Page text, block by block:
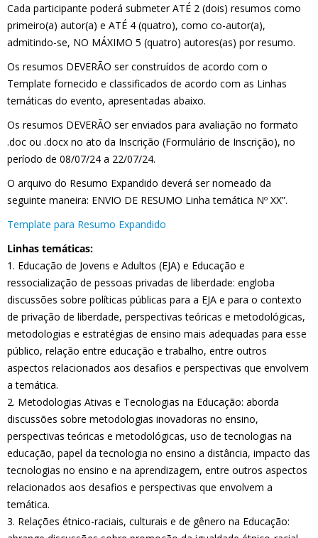
Cada participante poderá submeter ATÉ 2 (dois) resumos como
primeiro(a) autor(a) e ATÉ 4 (quatro), como co-autor(a),
admitindo-se, NO MÁXIMO 5 (quatro) autores(as) por resumo.
Os resumos DEVERÃO ser construídos de acordo com o
Template fornecido e classificados de acordo com as Linhas
temáticas do evento, apresentadas abaixo.
Os resumos DEVERÃO ser enviados para avaliação no formato
.doc ou .docx no ato da Inscrição (Formulário de Inscrição), no
período de 08/07/24 a 22/07/24.
O arquivo do Resumo Expandido deverá ser nomeado da
seguinte maneira: ENVIO DE RESUMO Linha temática Nº XX”.
Template para Resumo Expandido
Linhas temáticas:
1. Educação de Jovens e Adultos (EJA) e Educação e
ressocialização de pessoas privadas de liberdade: engloba
discussões sobre políticas públicas para a EJA e para o contexto
de privação de liberdade, perspectivas teóricas e metodológicas,
metodologias e estratégias de ensino mais adequadas para esse
público, relação entre educação e trabalho, entre outros
aspectos relacionados aos desafios e perspectivas que envolvem
a temática.
2. Metodologias Ativas e Tecnologias na Educação: aborda
discussões sobre metodologias inovadoras no ensino,
perspectivas teóricas e metodológicas, uso de tecnologias na
educação, papel da tecnologia no ensino a distância, impacto das
tecnologias no ensino e na aprendizagem, entre outros aspectos
relacionados aos desafios e perspectivas que envolvem a
temática.
3. Relações étnico-raciais, culturais e de gênero na Educação: